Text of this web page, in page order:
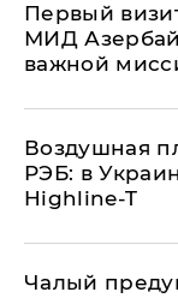
Первый
МИД
важной
Воздушная
РЭБ: в
Highline-T
Чалый